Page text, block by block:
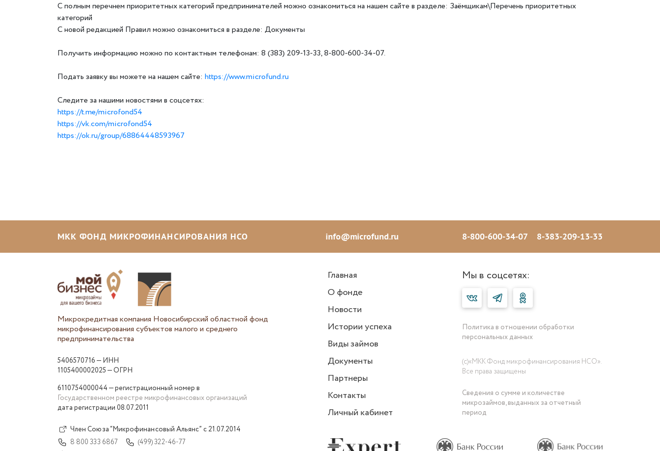
С полным перечнем приоритетных категорий предпринимателей можно ознакомиться на нашем сайте в разделе: Заёмщикам\Перечень приоритетных
категорий
С новой редакцией Правил можно ознакомиться в разделе: Документы
Получить информацию можно по контактным телефонам: 8 (383) 209-13-33, 8-800-600-34-07.
Подать заявку вы можете на нашем сайте: https://www.microfund.ru
Следите за нашими новостями в соцсетях:
https://t.me/microfond54
https://vk.com/microfond54
https://ok.ru/group/68864448593967
МКК ФОНД МИКРОФИНАНСИРОВАНИЯ НСО info@microfund.ru 8-800-600-34-07 8-383-209-13-33
Микрокредитная компания Новосибирский областной фонд
микрофинансирования субъектов малого и среднего
предпринимательства
5406570716 — ИНН
1105400002025 — ОГРН
6110754000044 — регистрационный номер в
Государственном реестре микрофинансовых организаций
дата регистрации 08.07.2011
Член Союза “Микрофинансовый Альянс” с 21.07.2014
8 800 333 6867
(499) 322-46-77
Главная
О фонде
Новости
Истории успеха
Виды займов
Документы
Партнеры
Контакты
Личный кабинет
Мы в соцсетях:
Политика в отношении обработки
персональных данных
(с)«МКК Фонд микрофинансирования НСО».
Все права защищены
Сведения о сумме и количестве
микрозаймов, выданных за отчетный
период